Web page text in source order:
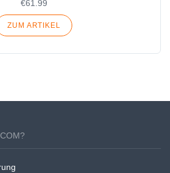
€61.99
ZUM ARTIKEL